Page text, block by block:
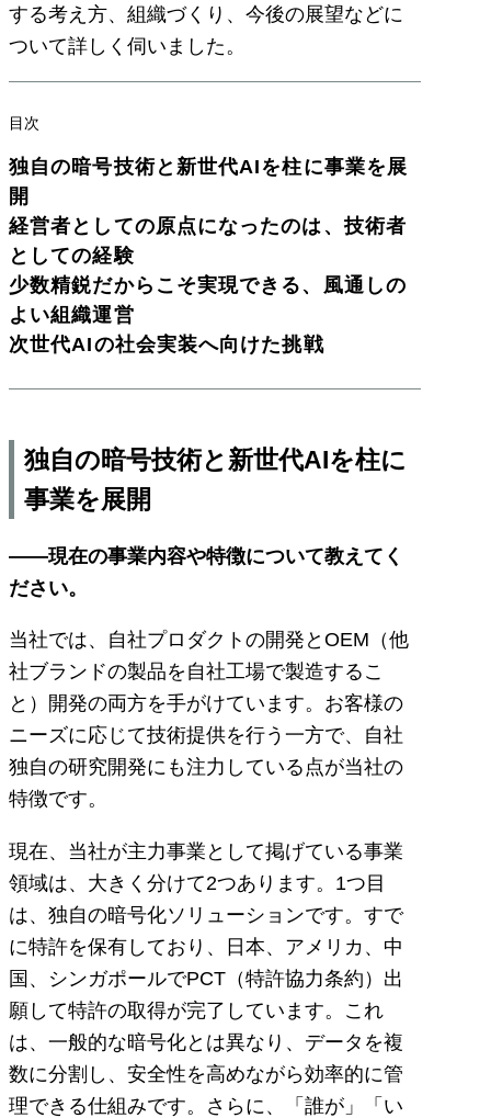
する考え方、組織づくり、今後の展望などに
ついて詳しく伺いました。
目次
独自の暗号技術と新世代AIを柱に事業を展
開
経営者としての原点になったのは、技術者
としての経験
少数精鋭だからこそ実現できる、風通しの
よい組織運営
次世代AIの社会実装へ向けた挑戦
独自の暗号技術と新世代AIを柱に
事業を展開
――現在の事業内容や特徴について教えてく
ださい。
当社では、自社プロダクトの開発とOEM（他
社ブランドの製品を自社工場で製造するこ
と）開発の両方を手がけています。お客様の
ニーズに応じて技術提供を行う一方で、自社
独自の研究開発にも注力している点が当社の
特徴です。
現在、当社が主力事業として掲げている事業
領域は、大きく分けて2つあります。1つ目
は、独自の暗号化ソリューションです。すで
に特許を保有しており、日本、アメリカ、中
国、シンガポールでPCT（特許協力条約）出
願して特許の取得が完了しています。これ
は、一般的な暗号化とは異なり、データを複
数に分割し、安全性を高めながら効率的に管
理できる仕組みです。さらに、「誰が」「い